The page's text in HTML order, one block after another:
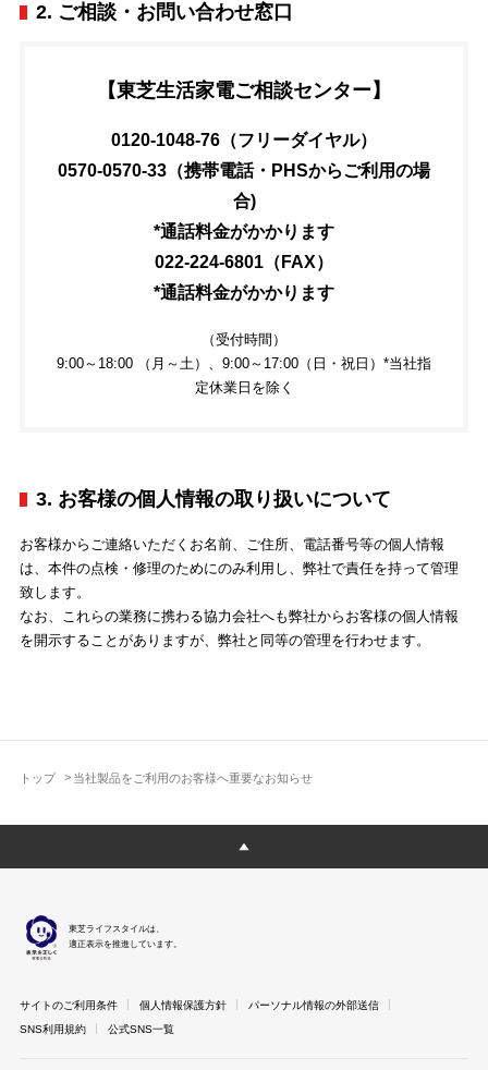
トップ 当社製品をご利用のお客様へ重要なお知らせ
2. ご相談・お問い合わせ窓口
【東芝生活家電ご相談センター】
0120-1048-76（フリーダイヤル）
0570-0570-33（携帯電話・PHSからご利用の場
合)
*通話料金がかかります
022-224-6801（FAX）
*通話料金がかかります
（受付時間）
9:00～18:00 （月～土）、9:00～17:00（日・祝日）*当社指
定休業日を除く
3. お客様の個人情報の取り扱いについて
お客様からご連絡いただくお名前、ご住所、電話番号等の個人情報
は、本件の点検・修理のためにのみ利用し、弊社で責任を持って管理
致します。
なお、これらの業務に携わる協力会社へも弊社からお客様の個人情報
を開示することがありますが、弊社と同等の管理を行わせます。
東芝ライフスタイルは、
適正表示を推進しています。
サイトのご利用条件 個人情報保護方針
パーソナル情報の外部送信
SNS利用規約
公式SNS一覧